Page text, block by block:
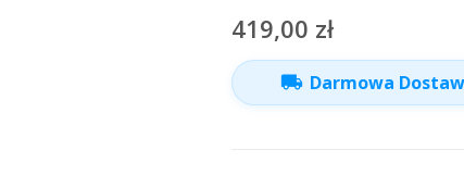
419,00 zł
local_shipping Darmowa